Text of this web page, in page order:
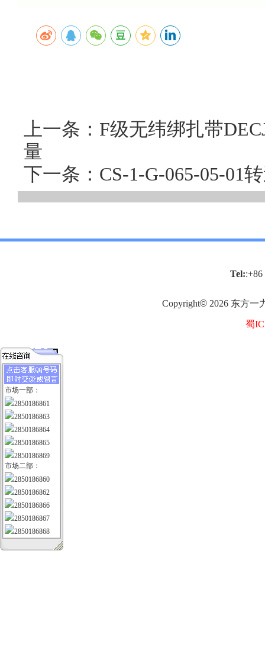
上一条：F级无纬绑扎带
量
下一条：CS-1-G-065-05-01
Tel::+86
Copyright© 2026 东方一
蜀
市场一部：
2850186861
2850186863
2850186864
2850186865
2850186869
市场二部：
2850186860
2850186862
2850186866
2850186867
2850186868